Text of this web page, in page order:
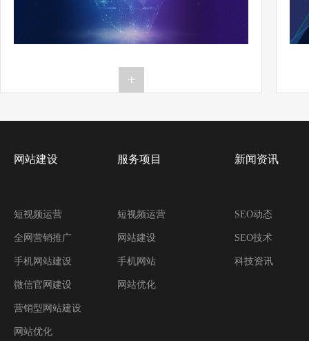
网站建设
短视频运营
全网营销推广
手机网站建设
微信官网建设
营销型网站建设
网站优化
服务项目
短视频运营
网站建设
手机网站
网站优化
新闻资讯
SEO动态
SEO技术
科技资讯